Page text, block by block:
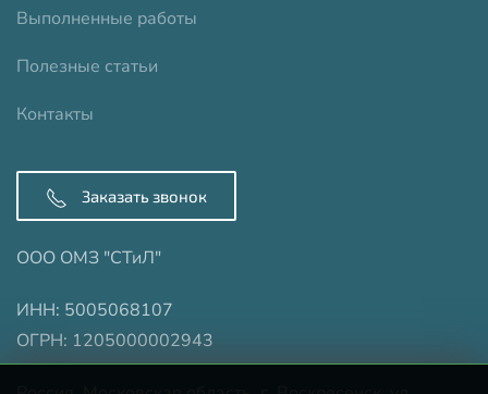
Выполненные работы
Полезные статьи
Контакты
Заказать звонок
ООО ОМЗ "СТиЛ"
ИНН: 5005068107
ОГРН: 1205000002943